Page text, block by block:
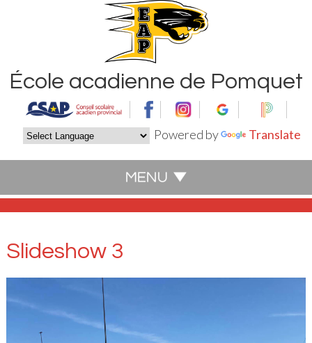
Powered by Translate
École acadienne de Pomquet
Slideshow 3